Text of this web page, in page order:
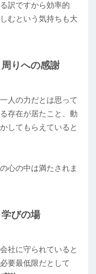
訳ですから効率的
むという気持ちも大
りへの感謝
人の力だとは思って
存在が居たこと、動
してもらえていると
心の中は満たされま
びの場
社に守られていると
要最低限だとして